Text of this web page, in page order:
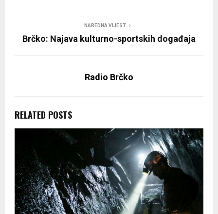
NAREDNA VIJEST
Brčko: Najava kulturno-sportskih događaja
Radio Brčko
RELATED POSTS